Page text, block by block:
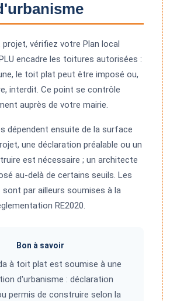
vérifiez votre Plan local
encadre les toitures autorisées :
le toit plat peut être imposé ou,
interdit. Ce point se contrôle
auprès de votre mairie.
dépendent ensuite de la surface
une déclaration préalable ou un
est nécessaire ; un architecte
au-delà de certains seuils. Les
par ailleurs soumises à la
RE2020.
Bon à savoir
à toit plat est soumise à une
d'urbanisme : déclaration
permis de construire selon la